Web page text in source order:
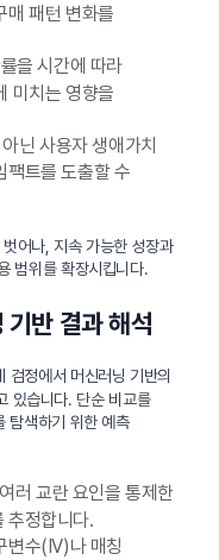
매 패턴 변화를
을 시간에 따라
미치는 영향을
닌 사용자 생애가치
팩트를 도출할 수
어나, 지속 가능한 성장과
범위를 확장시킵니다.
반 결과 해석
검정에서 머신러닝 기반의
있습니다. 단순 비교를
탐색하기 위한 예측
러 교란 요인을 통제한
추정합니다.
변수(IV)나 매칭